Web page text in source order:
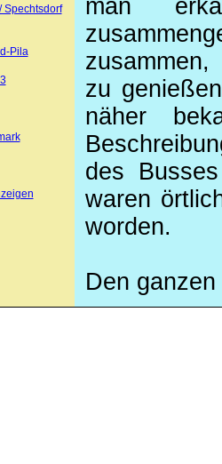
Spechtsdorf
Pila
man
zu
näher
des
waren
worden.
Den